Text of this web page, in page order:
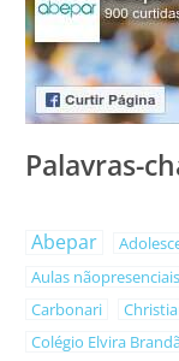
Palavras-
Abepar
Aulas nãopresenciais
Carbonari
Colégio Elvira